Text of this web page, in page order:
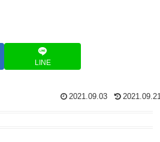
LINE
2021.09.03 2021.09.21